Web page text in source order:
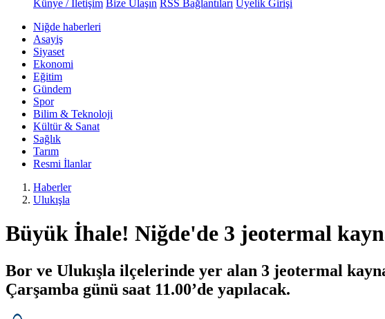
Künye / İletişim Bize Ulaşın RSS Bağlantıları Üyelik Girişi
Niğde haberleri
Asayiş
Siyaset
Ekonomi
Eğitim
Gündem
Spor
Bilim & Teknoloji
Kültür & Sanat
Sağlık
Tarım
Resmi İlanlar
Haberler
Ulukışla
Büyük İhale! Niğde'de 3 jeotermal
Bor ve Ulukışla ilçelerinde yer alan 3 jeotermal
Çarşamba günü saat 11.00’de yapılacak.